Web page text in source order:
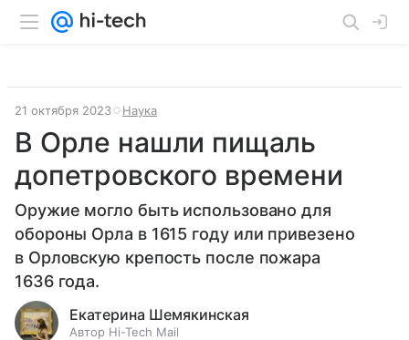
21 октября 2023 Наука
В Орле нашли пищаль
допетровского времени
Оружие могло быть использовано для
обороны Орла в 1615 году или привезено
в Орловскую крепость после пожара
1636 года.
Екатерина Шемякинская
Автор Hi-Tech Mail